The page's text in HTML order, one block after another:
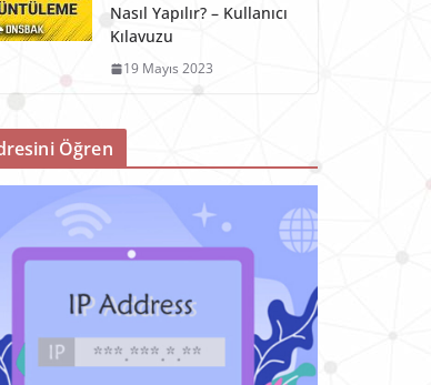
Nasıl Yapılır? – Kullanıcı
Kılavuzu
19 Mayıs 2023
Öğren